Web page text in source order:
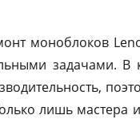
моноблоков
задачами. В
лишь мастера